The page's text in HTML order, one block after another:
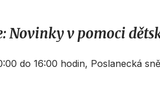
Novinky v pomoci
do 16:00 hodin, Poslanecká